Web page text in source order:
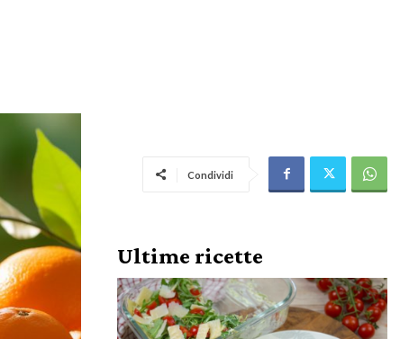
Condividi
Ultime ricette